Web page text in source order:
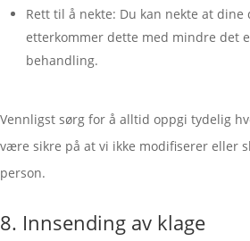
Rett til å nekte: Du kan nekte at
etterkommer dette med mindre det
behandling.
Vennligst sørg for å alltid oppgi tydelig
være sikre på at vi ikke modifiserer eller
person.
8. Innsending av klage